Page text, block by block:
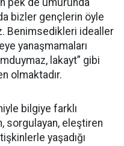
pek de umurunda
bizler gençlerin öyle
Benimsedikleri idealler
yanaşmamaları
lakayt” gibi
olmaktadır.
bilgiye farklı
sorgulayan, eleştiren
yaşadığı